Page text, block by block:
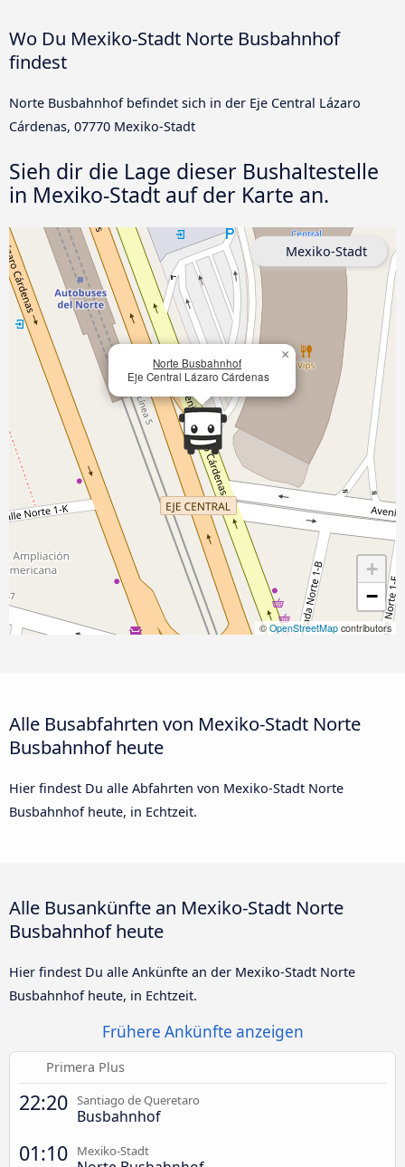
Wo Du Mexiko-Stadt Norte Busbahnhof
findest
Norte Busbahnhof befindet sich in der Eje Central Lázaro
Cárdenas, 07770 Mexiko-Stadt
Sieh dir die Lage dieser Bushaltestelle
in Mexiko-Stadt auf der Karte an.
Norte Busbahnhof
Eje Central Lázaro Cárdenas
×
+
−
© OpenStreetMap contributors
Mexiko-Stadt
Alle Busabfahrten von Mexiko-Stadt Norte
Busbahnhof heute
Hier findest Du alle Abfahrten von Mexiko-Stadt Norte
Busbahnhof heute, in Echtzeit.
Alle Busankünfte an Mexiko-Stadt Norte
Busbahnhof heute
Hier findest Du alle Ankünfte an der Mexiko-Stadt Norte
Busbahnhof heute, in Echtzeit.
Frühere Ankünfte anzeigen
Primera Plus
22:20 Santiago de Queretaro
Busbahnhof
01:10 Mexiko-Stadt